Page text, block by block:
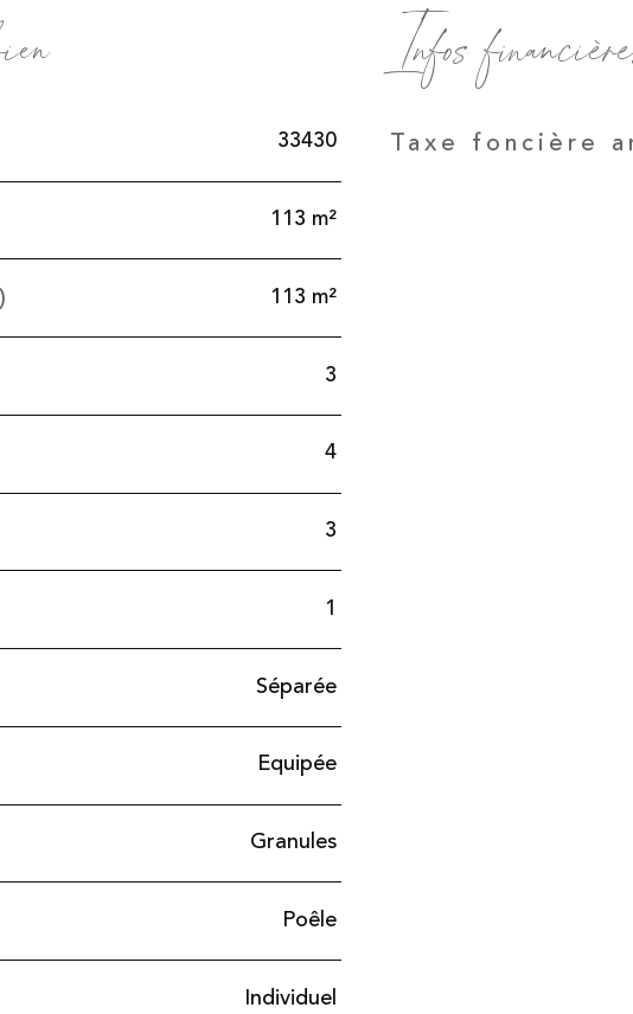
33430
113 m²
113 m²
3
4
3
1
Séparée
Equipée
Granules
Poêle
Individuel
Infos
Caractéristiques Valeurs
Taxe foncière